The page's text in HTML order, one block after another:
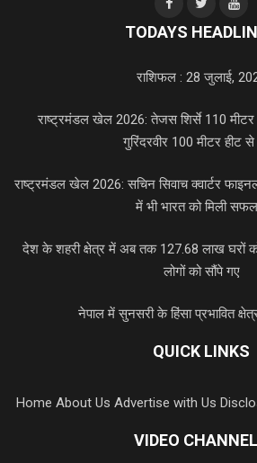
TODAYS
राशिफल : 28 जुलाई,
राष्ट्रमंडल खेल 2026: तेजस शिर्से 110 मीटर
गुरिंदरवीर 100 मीटर हीट से
राष्ट्रमंडल खेल 2026: सचिन सिवाच क्वार्टर
में भी भारत को मिली
देश के शहरी क्षेत्र में अब तक 127.68 लाख घरों
लोगों को सौंपे गए
नेपाल में सुनसरी के हिंसा प्रभावित
QUICK LINKS
Home About Us Advertise with Us
VIDEO